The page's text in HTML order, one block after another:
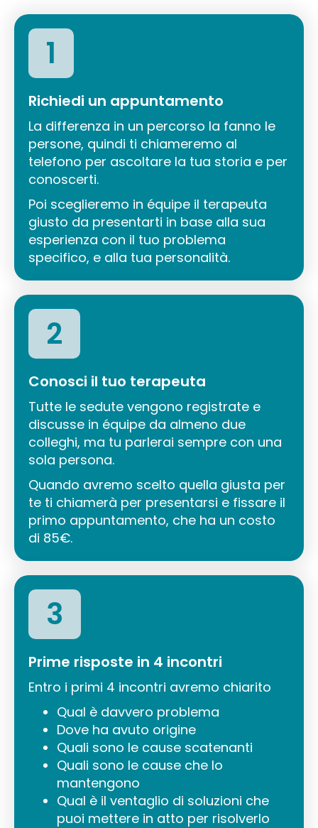
1
Richiedi un appuntamento
La differenza in un percorso la fanno le
persone, quindi ti chiameremo al
telefono per ascoltare la tua storia e per
conoscerti.
Poi sceglieremo in équipe il terapeuta
giusto da presentarti in base alla sua
esperienza con il tuo problema
specifico, e alla tua personalità.
2
Conosci il tuo terapeuta
Tutte le sedute vengono registrate e
discusse in équipe da almeno due
colleghi, ma tu parlerai sempre con una
sola persona.
Quando avremo scelto quella giusta per
te ti chiamerà per presentarsi e fissare il
primo appuntamento, che ha un costo
di 85€.
3
Prime risposte in 4 incontri
Entro i primi 4 incontri avremo chiarito
Qual è davvero problema
Dove ha avuto origine
Quali sono le cause scatenanti
Quali sono le cause che lo
mantengono
Qual è il ventaglio di soluzioni che
puoi mettere in atto per risolverlo